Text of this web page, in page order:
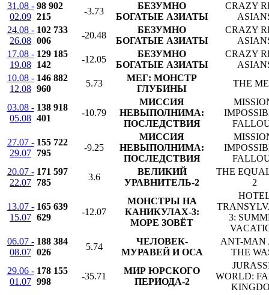
31.08 -
02.09
98 902
215
-3.73
БЕЗУМНО
БОГАТЫЕ АЗИАТЫ
CRAZY
24.08 -
26.08
102 733
006
-20.48
БЕЗУМНО
БОГАТЫЕ АЗИАТЫ
CRAZY
17.08 -
19.08
129 185
142
-12.05
БЕЗУМНО
БОГАТЫЕ АЗИАТЫ
CRAZY
10.08 -
12.08
146 882
960
5.73
МЕГ: МОНСТР
ГЛУБИНЫ
THE
03.08 -
05.08
138 918
401
-10.79
МИССИЯ
НЕВЫПОЛНИМА:
ПОСЛЕДСТВИЯ
27.07 -
29.07
155 722
795
-9.25
МИССИЯ
НЕВЫПОЛНИМА:
ПОСЛЕДСТВИЯ
20.07 -
22.07
171 597
785
3.6
ВЕЛИКИЙ
УРАВНИТЕЛЬ-2
THE
2
13.07 -
15.07
165 639
629
-12.07
МОНСТРЫ НА
КАНИКУЛАХ-3:
МОРЕ ЗОВЁТ
3:
06.07 -
08.07
188 384
026
5.74
ЧЕЛОВЕК-
МУРАВЕЙ И ОСА
ANT-MAN
THE
29.06 -
01.07
178 155
998
-35.71
МИР ЮРСКОГО
ПЕРИОДА-2
WORLD: